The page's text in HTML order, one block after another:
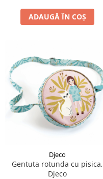
ADAUGĂ ÎN COȘ
Djeco
Gentuta rotunda cu pisica,
Djeco